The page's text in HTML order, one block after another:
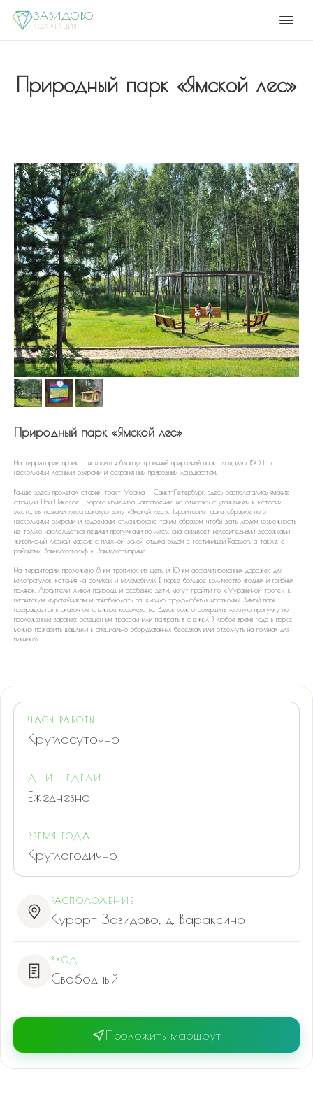
Природный парк «Ямской лес»
Природный парк «Ямской лес»
На территории проекта находится благоустроенный природный парк площадью 150 Га с
несколькими лесными озерами и сохраненным природным ландшафтом.
Раньше здесь пролегал старый тракт Москва — Санкт-Петербург, здесь располагались ямские
станции. При Николае I, дорога изменила направление, но относясь с уважением к истории
места, мы назвали лесопарковую зону «Ямской лес». Территория парка, обрамленного
несколькими озерами и водоемами, спланирована таким образом, чтобы дать людям возможность
не только наслаждаться пешими прогулками по лесу, она связывает велосипедными дорожками
живописный лесной массив с пляжной зоной отдыха рядом с гостиницей Radisson, а также с
районами Завидово-гольф и Завидово-марина.
На территории проложено 8 км тропинок из щепы и 10 км асфальтированных дорожек для
велопрогулок, катания на роликах и веломобилях. В парке большое количество ягодных и грибных
полянок. Любители живой природы, и особенно дети, могут пройти по «Муравьиной тропе» к
гигантским муравейникам и понаблюдать за жизнью трудолюбивых насекомых. Зимой парк
превращается в сказочное снежное королевство. Здесь можно совершить лыжную прогулку по
проложенным заранее освещенным трассам или поиграть в снежки. В любое время года в парке
можно пожарить шашлыки в специально оборудованных беседках или отдохнуть на полянах для
пикников.
ЧАСЫ РАБОТЫ
Круглосуточно
ДНИ НЕДЕЛИ
Ежедневно
ВРЕМЯ ГОДА
Круглогодично
РАСПОЛОЖЕНИЕ
Курорт Завидово, д. Вараксино
ВХОД
Свободный
Проложить маршрут
ЗАВИДОВО
КОЛЛЕКЦИЯ